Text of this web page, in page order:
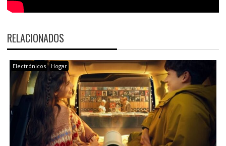
RELACIONADOS
Electrónicos Hogar